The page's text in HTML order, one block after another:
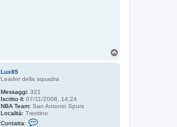
Lux85
Leader della squadra
Messaggi: 321
Iscritto il: 07/11/2008, 14:24
NBA Team: San Antonio Spurs
Località: Trentino
Contatta: